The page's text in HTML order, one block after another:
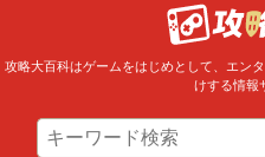
攻略大百科はゲームをはじめとして、エン
けする情報